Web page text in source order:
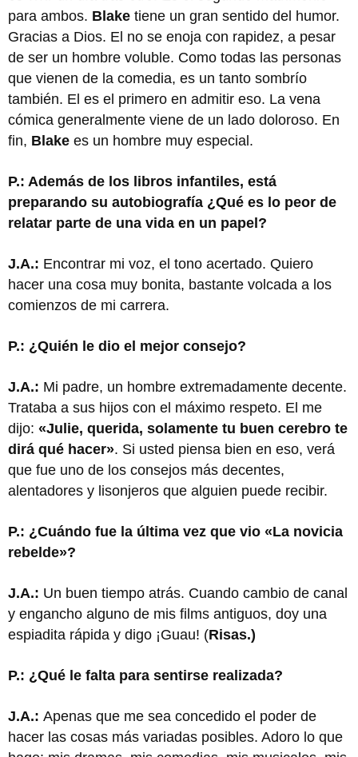
para ambos. Blake tiene un gran sentido del humor.
Gracias a Dios. El no se enoja con rapidez, a pesar
de ser un hombre voluble. Como todas las personas
que vienen de la comedia, es un tanto sombrío
también. El es el primero en admitir eso. La vena
cómica generalmente viene de un lado doloroso. En
fin, Blake es un hombre muy especial.
P.: Además de los libros infantiles, está
preparando su autobiografía ¿Qué es lo peor de
relatar parte de una vida en un papel?
J.A.: Encontrar mi voz, el tono acertado. Quiero
hacer una cosa muy bonita, bastante volcada a los
comienzos de mi carrera.
P.: ¿Quién le dio el mejor consejo?
J.A.: Mi padre, un hombre extremadamente decente.
Trataba a sus hijos con el máximo respeto. El me
dijo: «Julie, querida, solamente tu buen cerebro te
dirá qué hacer». Si usted piensa bien en eso, verá
que fue uno de los consejos más decentes,
alentadores y lisonjeros que alguien puede recibir.
P.: ¿Cuándo fue la última vez que vio «La novicia
rebelde»?
J.A.: Un buen tiempo atrás. Cuando cambio de canal
y engancho alguno de mis films antiguos, doy una
espiadita rápida y digo ¡Guau! (Risas.)
P.: ¿Qué le falta para sentirse realizada?
J.A.: Apenas que me sea concedido el poder de
hacer las cosas más variadas posibles. Adoro lo que